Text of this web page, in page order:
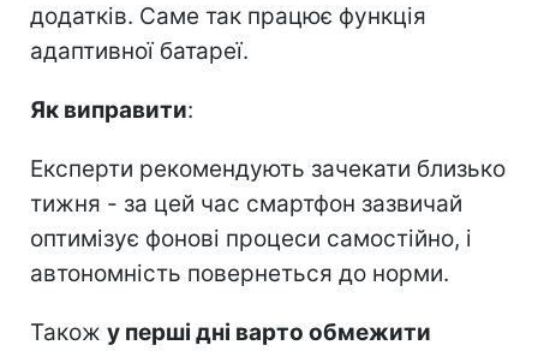
додатків. Саме так працює функція
адаптивної батареї.
Як виправити:
Експерти рекомендують зачекати близько
тижня - за цей час смартфон зазвичай
оптимізує фонові процеси самостійно, і
автономність повернеться до норми.
Також у перші дні варто обмежити